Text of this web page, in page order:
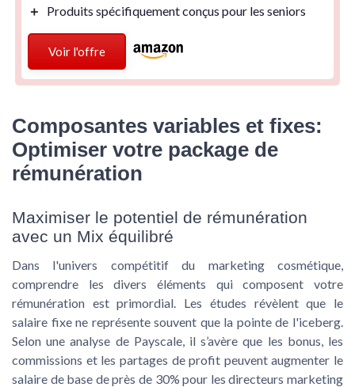
＋ Produits spécifiquement conçus pour les seniors
Voir l'offre
Composantes variables et fixes:
Optimiser votre package de
rémunération
Maximiser le potentiel de rémunération
avec un Mix équilibré
Dans l'univers compétitif du marketing cosmétique,
comprendre les divers éléments qui composent votre
rémunération est primordial. Les études révèlent que le
salaire fixe ne représente souvent que la pointe de l'iceberg.
Selon une analyse de Payscale, il s’avère que les bonus, les
commissions et les partages de profit peuvent augmenter le
salaire de base de près de 30% pour les directeurs marketing